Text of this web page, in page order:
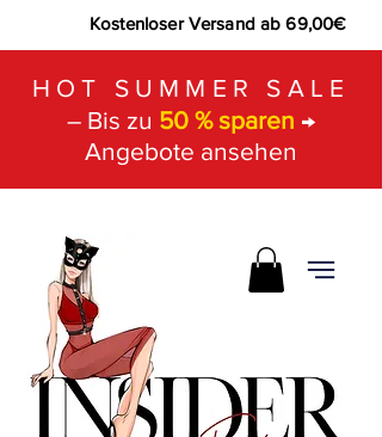
Kostenloser Versand ab 69,00€
HOT SUMMER SALE
– Bis zu 50 % sparen →
Angebote ansehen